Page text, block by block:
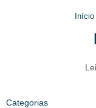
Início
Categorias